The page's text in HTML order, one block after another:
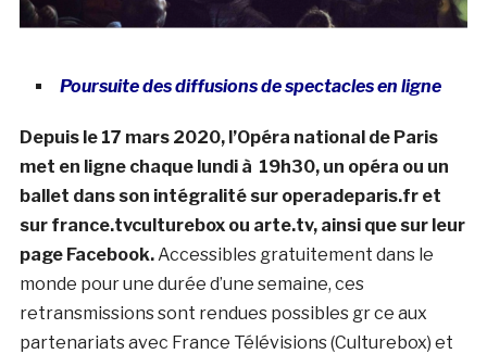
Poursuite des diffusions de spectacles en ligne
Depuis le 17 mars 2020, l’Opéra national de Paris
met en ligne chaque lundi à 19h30, un opéra ou un
ballet dans son intégralité sur operadeparis.fr et
sur france.tvculturebox ou arte.tv, ainsi que sur leur
page Facebook.Accessibles gratuitement dans le
monde pour une durée d’une semaine, ces
retransmissions sont rendues possibles gr ce aux
partenariats avec France Télévisions (Culturebox) et